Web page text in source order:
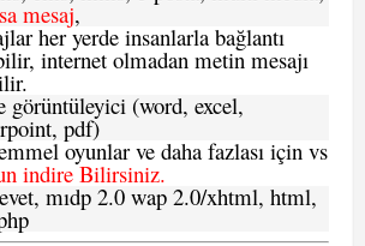
mesaj,
her yerde insanlarla bağlantı
internet olmadan metin mesajı
görüntüleyici (word, excel,
pdf)
oyunlar ve daha fazlası için vs
indire Bilirsiniz.
mıdp 2.0 wap 2.0/xhtml, html,